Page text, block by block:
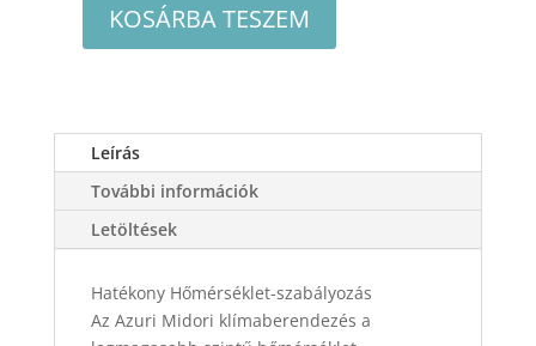
oldalfali
split
klíma
csomag
mennyiség
KOSÁRBA TESZEM
Leírás
További információk
Letöltések
Hatékony Hőmérséklet-szabályozás
Az Azuri Midori klímaberendezés a